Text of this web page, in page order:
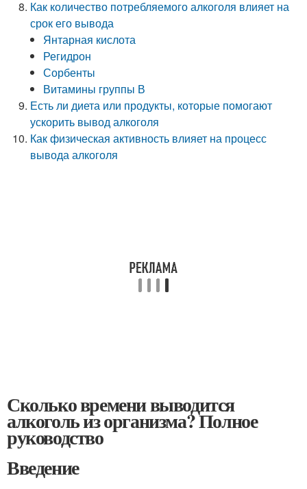
Как количество потребляемого алкоголя влияет на
срок его вывода
Янтарная кислота
Регидрон
Сорбенты
Витамины группы В
Есть ли диета или продукты, которые помогают
ускорить вывод алкоголя
Как физическая активность влияет на процесс
вывода алкоголя
Сколько времени выводится
алкоголь из организма? Полное
руководство
Введение